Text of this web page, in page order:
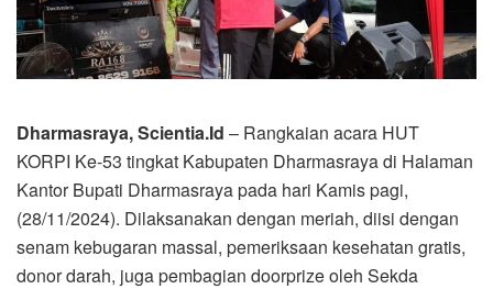
Dharmasraya, Scientia.Id – Rangkaian acara HUT
KORPI Ke-53 tingkat Kabupaten Dharmasraya di Halaman
Kantor Bupati Dharmasraya pada hari Kamis pagi,
(28/11/2024). Dilaksanakan dengan meriah, diisi dengan
senam kebugaran massal, pemeriksaan kesehatan gratis,
donor darah, juga pembagian doorprize oleh Sekda